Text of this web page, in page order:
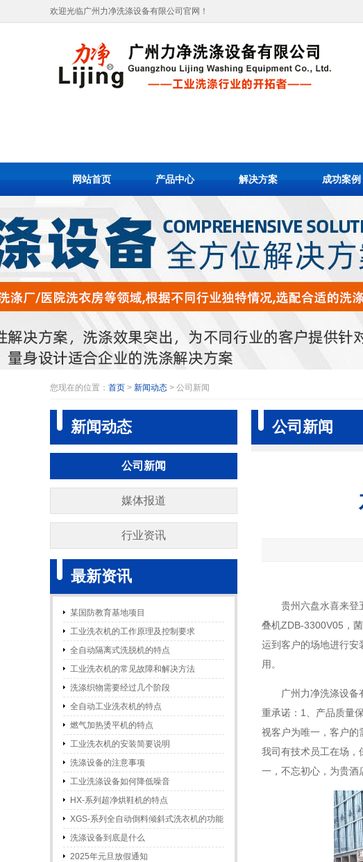
欢迎光临广州力净洗涤设备有限公司官网！
网站首页 产品中心 解决方案 成功案例
您现在的位置： 首页 > 新闻动态 > 公司新闻
新闻动态
公司新闻
媒体报道
行业资讯
最新资讯
某国防教育基地项目
工业洗衣机的工作原理及控制要求
全自动隔离式洗脱机的特点
工业洗衣机的常见故障和解决方法
洗涤织物需要经过几个阶段
全自动工业洗衣机的特点
燃气加热烫平机的特点
工业洗衣机的安装简要说明
洗涤设备的注意事项
工业洗涤设备如何降低噪音
HX-系列超净烘鞋机的特点
XGS-系列全自动倒料倾斜式洗衣机的功能
和特点
洗涤设备到底是什么
2025年元旦放假通知
公司新闻
贵州六盘水喜来登
叠机ZDB-3300V05，
运到客户的场地进行安
用。
广州力净洗涤设
重承诺：1、产品质量
视客户为唯一，客户的
我司有技术员工在场，
一，不忘初心，为贵酒